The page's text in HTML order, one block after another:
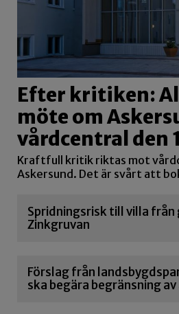
Efter kritiken:
möte om
vårdcentral den
Kraftfull kritik riktas mot
Askersund. Det är svårt att
Spridningsrisk till villa från
Zinkgruvan
Förslag från
ska begära begränsning